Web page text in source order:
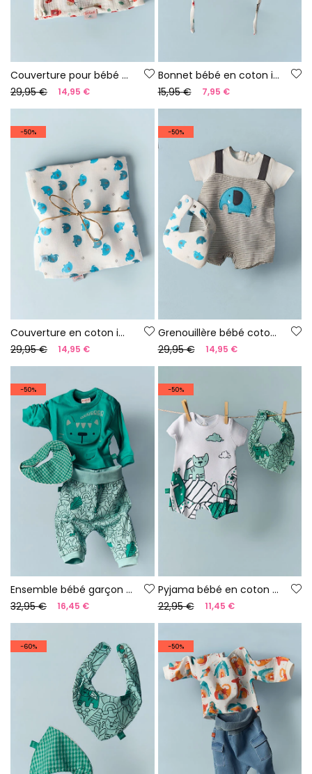
Couverture pour bébé en coton imprimé
29,95 €
14,95 €
Bonnet bébé en coton imprimé
15,95 €
7,95 €
-50%
Couverture en coton imprimé pour bébé
29,95 €
14,95 €
-50%
Grenouillère bébé coton gris blanc
29,95 €
14,95 €
-50%
Ensemble bébé garçon maille verte
32,95 €
16,45 €
-50%
Pyjama bébé en coton couleur blanche
22,95 €
11,45 €
-60% -50%